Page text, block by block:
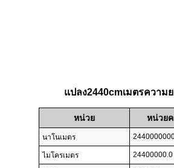
แปลง2440cmเมตรความ
หน่วย หน่วย
นาโนเมตร
ไมโครเมตร 24400000.0